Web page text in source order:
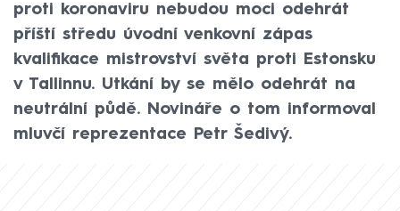
proti koronaviru nebudou moci odehrát
příští středu úvodní venkovní zápas
kvalifikace mistrovství světa proti Estonsku
v Tallinnu. Utkání by se mělo odehrát na
neutrální půdě. Novináře o tom informoval
mluvčí reprezentace Petr Šedivý.